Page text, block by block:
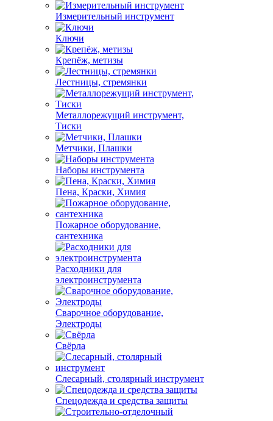
Измерительный инструмент
Ключи
Крепёж, метизы
Лестницы, стремянки
Металлорежущий инструмент,
Тиски
Метчики, Плашки
Наборы инструмента
Пена, Краски, Химия
Пожарное оборудование,
сантехника
Расходники для
электроинструмента
Сварочное оборудование,
Электроды
Свёрла
Слесарный, столярный инструмент
Спецодежда и средства защиты